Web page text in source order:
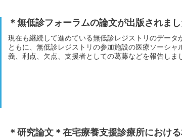
＊無低診フォーラムの論文が出版されまし
現在も継続して進めている無低診レジストリのデータ
ともに、無低診レジストリの参加施設の医療ソーシャ
義、利点、欠点、支援者としての葛藤などを報告しま
＊研究論文＊在宅療養支援診療所におけ